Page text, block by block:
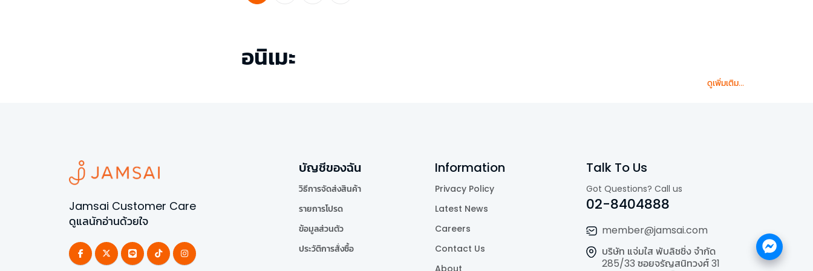
อนิเมะ
ดูเพิ่มเติม...
Jamsai Customer Care
ดูแลนักอ่านด้วยใจ
บัญชีของฉัน
วิธีการจัดส่งสินค้า
รายการโปรด
ข้อมูลส่วนตัว
ประวัติการสั่งซื้อ
Information
Privacy Policy
Latest News
Careers
Contact Us
Talk To Us
Got Questions? Call us
02-8404888
member@jamsai.com
บริษัท แจ่มใส พับลิชชิ่ง จำกัด
285/33 ซอยจรัญสนิทวงศ์ 31